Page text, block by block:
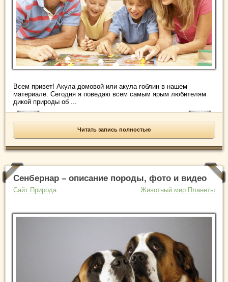
Всем привет! Акула домовой или акула гоблин в нашем
материале. Сегодня я поведаю всем самым ярым любителям
дикой природы об ...
Читать запись полностью
Сенбернар – описание породы, фото и видео
Сайт Природа Животный мир Планеты